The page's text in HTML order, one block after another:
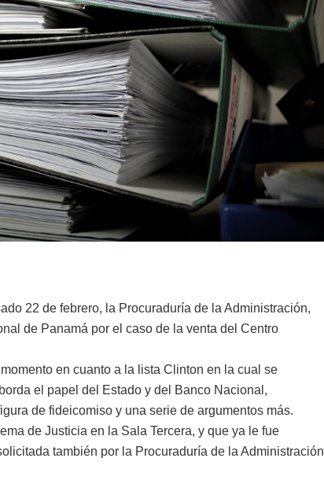
22 de febrero, la Procuraduría de la Administración,
de Panamá por el caso de la venta del Centro
en cuanto a la lista Clinton en la cual se
el papel del Estado y del Banco Nacional,
de fideicomiso y una serie de argumentos más.
de Justicia en la Sala Tercera, y que ya le fue
también por la Procuraduría de la Administración